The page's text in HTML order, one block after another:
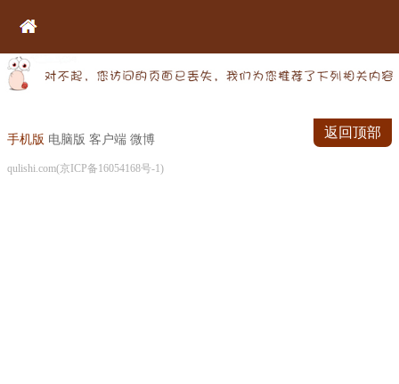
手机版 电脑版 客户端 微博
qulishi.com(京ICP备16054168号-1)
返回顶部